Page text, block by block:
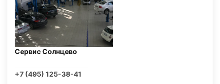
Сервис Солнцево
+7 (495) 125-38-41